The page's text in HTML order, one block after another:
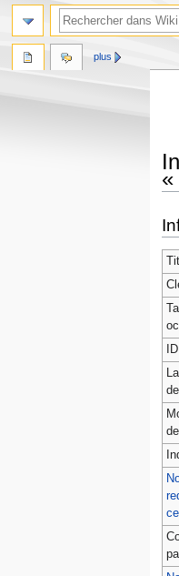
«
à
la
à
la
plus